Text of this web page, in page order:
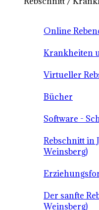
Online
Krankheiten
Virtueller
Bücher
Software -
Rebschnitt in
Weinsberg)
Der sanfte
Weinsberg)